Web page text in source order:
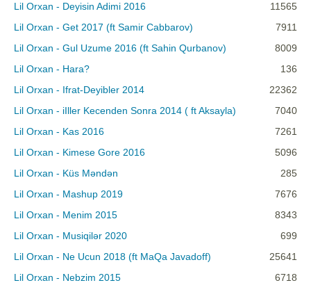
Lil Orxan - Deyisin Adimi 2016
11565
Lil Orxan - Get 2017 (ft Samir Cabbarov)
7911
Lil Orxan - Gul Uzume 2016 (ft Sahin Qurbanov)
8009
Lil Orxan - Hara?
136
Lil Orxan - Ifrat-Deyibler 2014
22362
Lil Orxan - iIller Kecenden Sonra 2014 ( ft Aksayla)
7040
Lil Orxan - Kas 2016
7261
Lil Orxan - Kimese Gore 2016
5096
Lil Orxan - Küs Məndən
285
Lil Orxan - Mashup 2019
7676
Lil Orxan - Menim 2015
8343
Lil Orxan - Musiqilər 2020
699
Lil Orxan - Ne Ucun 2018 (ft MaQa Javadoff)
25641
Lil Orxan - Nebzim 2015
6718